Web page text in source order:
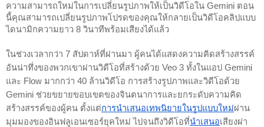
ความสามารถใหม่ในการเปลี่ยนรูปภาพให้เป็นวิดีโอใน Gemini ตอน
นี้คุณสามารถเปลี่ยนรูปภาพโปรดของคุณให้กลายเป็นวิดีโอคลิปแบบ
ไดนามิกความยาว 8 วินาทีพร้อมเสียงได้แล้ว
ในช่วงเวลากว่า 7 สัปดาห์ที่ผ่านมา ผู้คนได้แสดงความคิดสร้างสรรค์
อันน่าทึ่งของพวกเขาผ่านวิดีโอที่สร้างด้วย Veo 3 ทั้งในแอป Gemini
และ Flow มากกว่า 40 ล้านวิดีโอ การสร้างรูปภาพและวิดีโอด้วย
Gemini ช่วยขยายขอบเขตของจินตนาการและยกระดับความคิด
สร้างสรรค์ของผู้คน ตั้งแต่การนำเสนอเทพนิยายในรูปแบบใหม่ผ่าน
มุมมองของอินฟลูเอนเซอร์ยุคใหม่ ไปจนถึงวิดีโอที่นำเสนอเสียงผ่า